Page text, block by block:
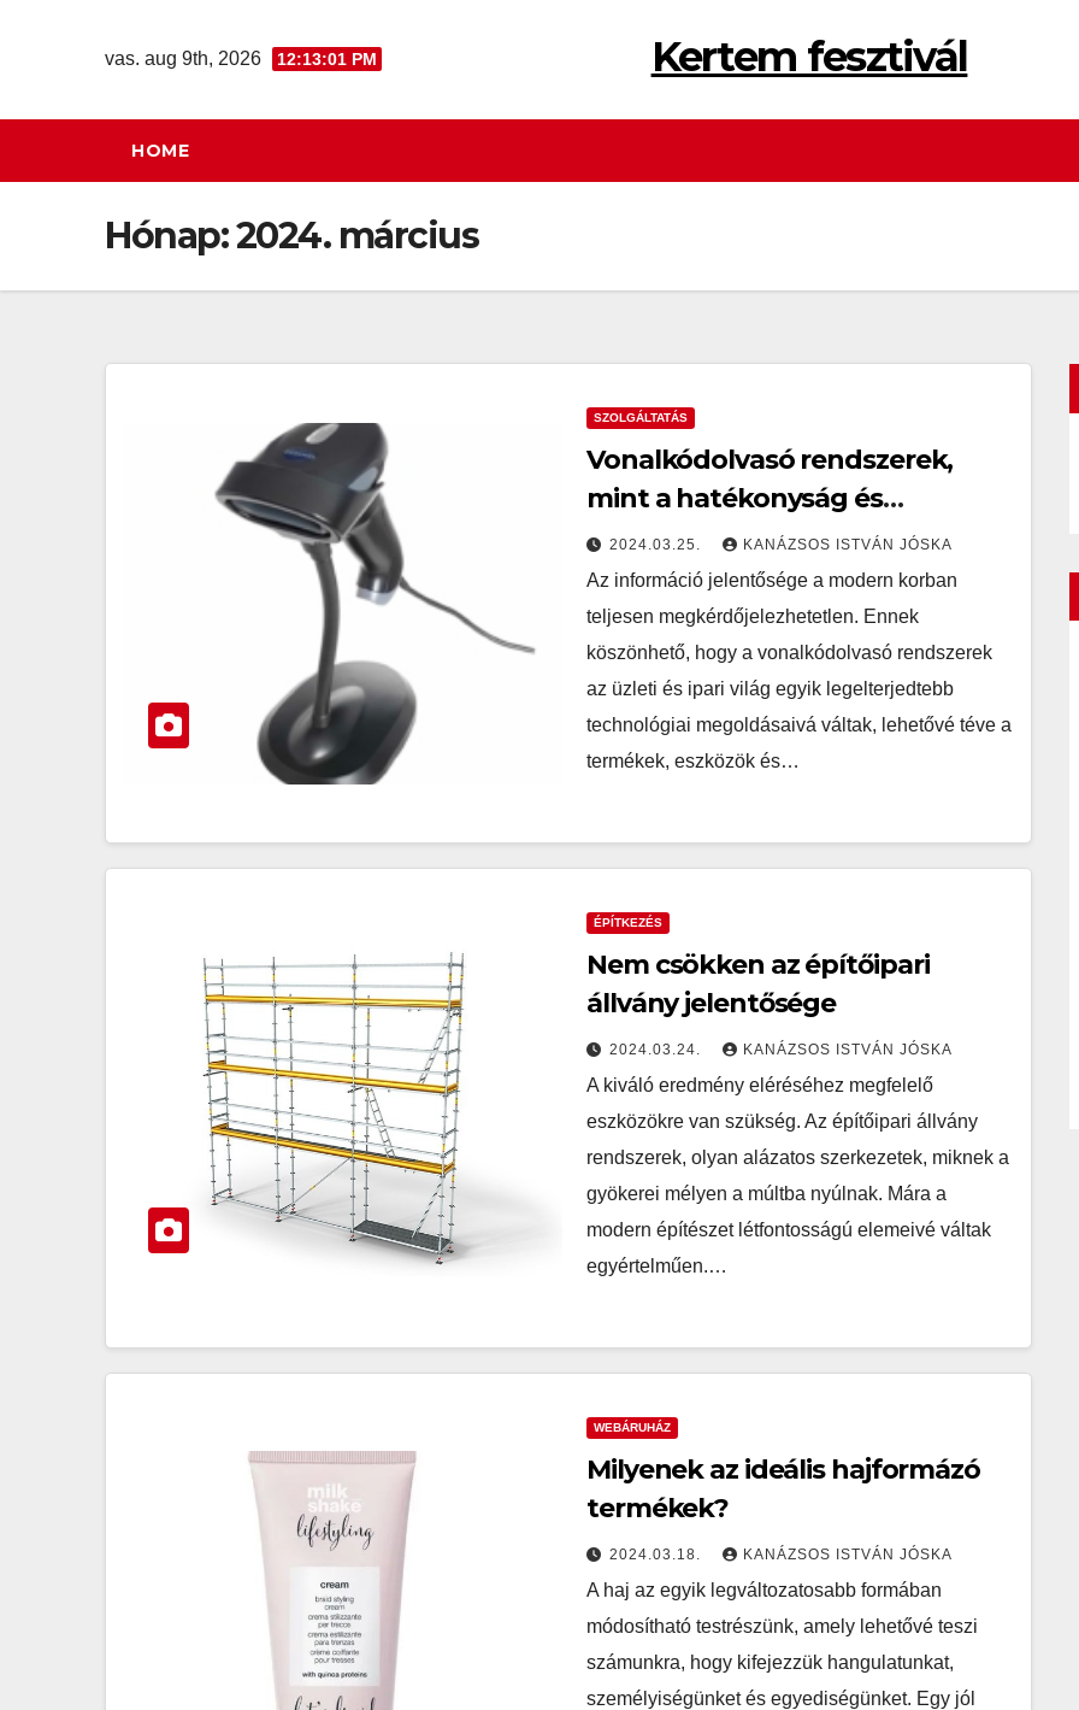
vas. aug 9th, 2026 12:13:02 PM Kertem fesztivál
HOME
Hónap:2024. március
SZOLGÁLTATÁS
Vonalkódolvasó rendszerek,
mint a hatékonyság és
pontosság eszközei
2024.03.25. KANÁZSOS ISTVÁN JÓSKA
Az információ jelentősége a modern korban
teljesen megkérdőjelezhetetlen. Ennek
köszönhető, hogy a vonalkódolvasó rendszerek
az üzleti és ipari világ egyik legelterjedtebb
technológiai megoldásaivá váltak, lehetővé téve a
termékek, eszközök és…
ÉPÍTKEZÉS
Nem csökken az építőipari
állvány jelentősége
2024.03.24. KANÁZSOS ISTVÁN JÓSKA
A kiváló eredmény eléréséhez megfelelő
eszközökre van szükség. Az építőipari állvány
rendszerek, olyan alázatos szerkezetek, miknek a
gyökerei mélyen a múltba nyúlnak. Mára a
modern építészet létfontosságú elemeivé váltak
egyértelműen.…
WEBÁRUHÁZ
Milyenek az ideális hajformázó
termékek?
2024.03.18. KANÁZSOS ISTVÁN JÓSKA
A haj az egyik legváltozatosabb formában
módosítható testrészünk, amely lehetővé teszi
számunkra, hogy kifejezzük hangulatunkat,
személyiségünket és egyediségünket. Egy jól